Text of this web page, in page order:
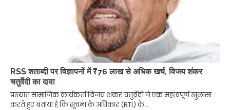
RSS शताब्दी पर विज्ञापनों में ₹76 लाख से अधिक खर्च, विजय शंकर
चतुर्वेदी का दावा
प्रख्यात सामाजिक कार्यकर्ता विजय शंकर चतुर्वेदी ने एक महत्वपूर्ण खुलासा
करते हुए बताया है कि सूचना के अधिकार (RTI) के…